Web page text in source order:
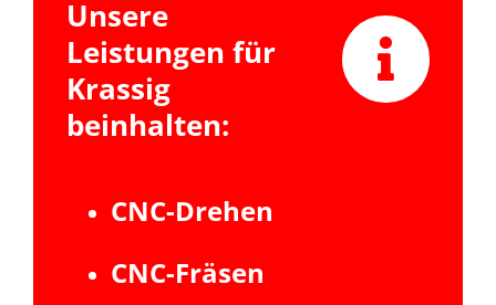
Unsere
Leistungen für
Krassig
beinhalten:
CNC-Drehen
CNC-Fräsen